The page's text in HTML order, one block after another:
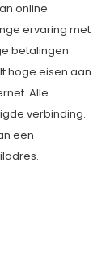
online
ervaring met
betalingen
hoge eisen aan
Alle
verbinding.
een